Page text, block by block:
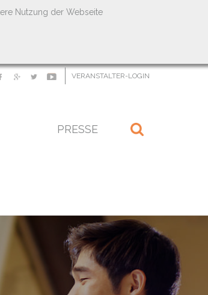
Nutzung der Webseite
VERANSTALTER-LOGIN
PRESSE